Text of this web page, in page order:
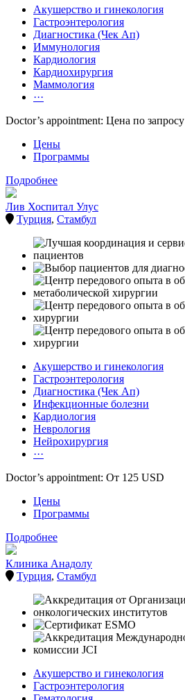
Акушерство и гинекология
Гастроэнтерология
Диагностика (Чек Ап)
Иммунология
Кардиология
Кардиохирургия
Маммология
···
Doctor’s appointment: Цена по запросу
Цены
Программы
Подробнее
Лив Хоспитал Улус
Турция, Стамбул
Акушерство и гинекология
Гастроэнтерология
Диагностика (Чек Ап)
Инфекционные болезни
Кардиология
Неврология
Нейрохирургия
···
Doctor’s appointment: От 125 USD
Цены
Программы
Подробнее
Клиника Анадолу
Турция, Стамбул
Акушерство и гинекология
Гастроэнтерология